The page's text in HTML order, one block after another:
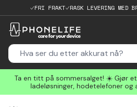
FRI FRAKT RASK LEVERING MED
Ta en titt på sommersalget! ☀️ Gjør
ladeløsninger, hodetelefoner